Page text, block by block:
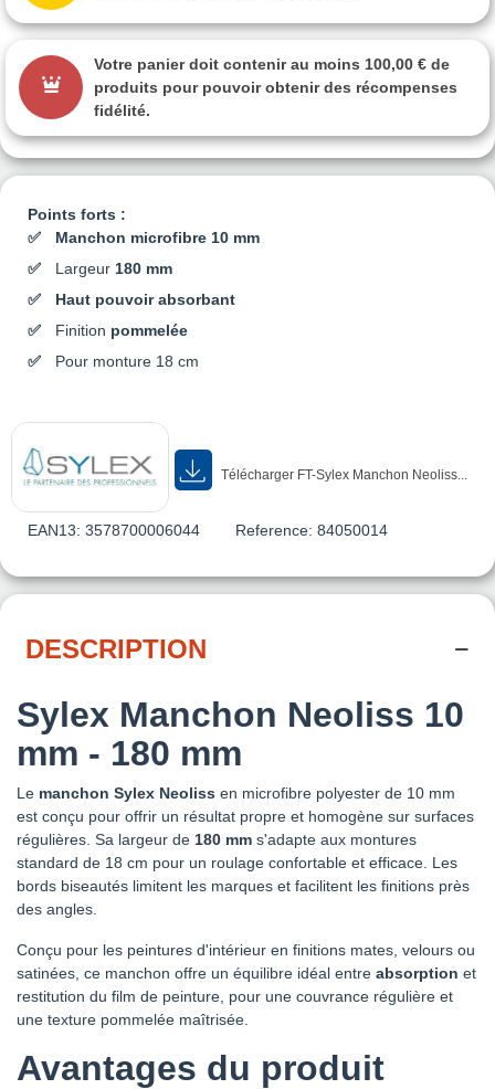
Points forts :
Manchon microfibre 10 mm
Largeur 180 mm
Haut pouvoir absorbant
Finition pommelée
Pour monture 18 cm
Télécharger FT-Sylex Manchon Neoliss...
EAN13: 3578700006044 Reference: 84050014
Votre panier doit contenir au moins 100,00 € de
produits pour pouvoir obtenir des récompenses
fidélité.
DESCRIPTION
Sylex Manchon Neoliss 10
mm - 180 mm
Le manchon Sylex Neoliss en microfibre polyester de 10 mm
est conçu pour offrir un résultat propre et homogène sur surfaces
régulières. Sa largeur de 180 mm s'adapte aux montures
standard de 18 cm pour un roulage confortable et efficace. Les
bords biseautés limitent les marques et facilitent les finitions près
des angles.
Conçu pour les peintures d'intérieur en finitions mates, velours ou
satinées, ce manchon offre un équilibre idéal entre absorption et
restitution du film de peinture, pour une couvrance régulière et
une texture pommelée maîtrisée.
Avantages du produit